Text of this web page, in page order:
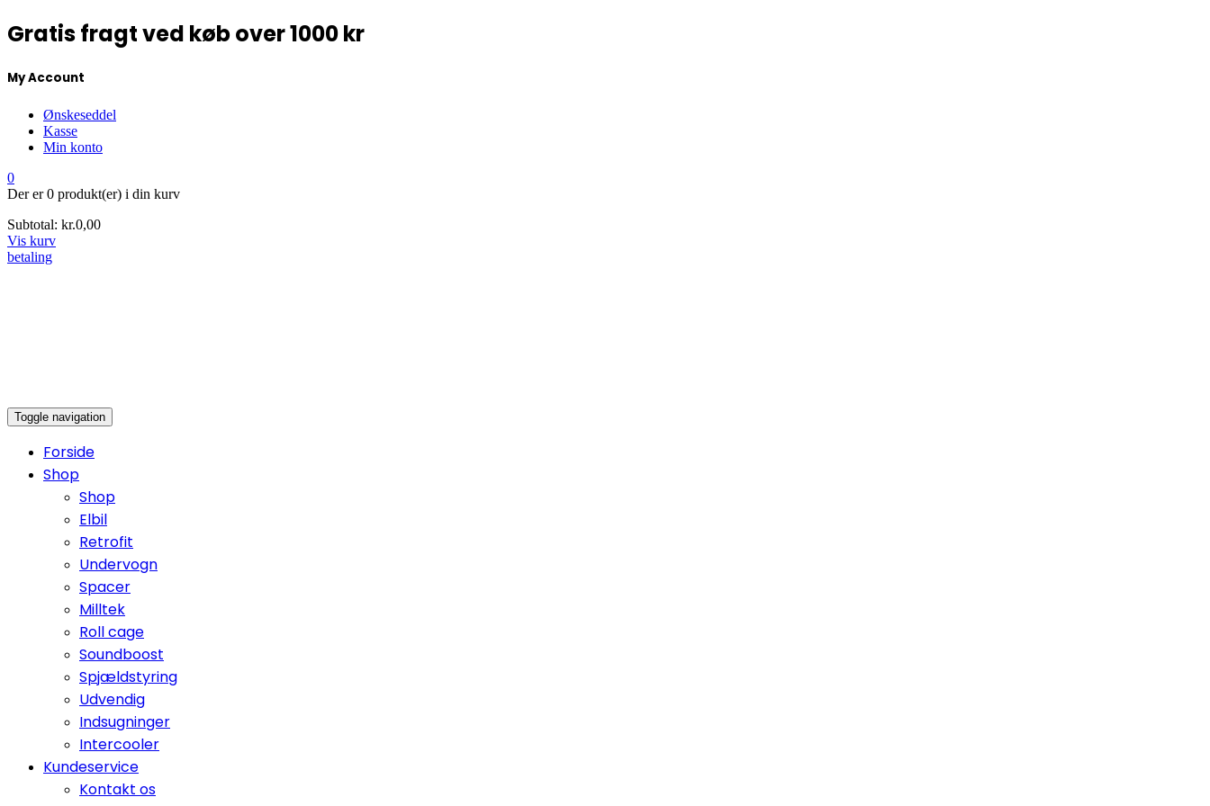
Gratis fragt ved køb over 1000 kr
My Account
Ønskeseddel
Kasse
Min konto
0
Der er0 produkt(er) i din kurv
Subtotal: kr.0,00
Vis kurv
betaling
Toggle navigation
Forside
Shop
Shop
Elbil
Retrofit
Undervogn
Spacer
Milltek
Roll cage
Soundboost
Spjældstyring
Udvendig
Indsugninger
Intercooler
Kundeservice
Kontakt os